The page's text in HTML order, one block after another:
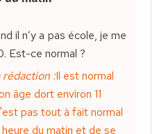
il n’y a pas école, je me
Est-ce normal ?
rédaction :Il est normal
âge dort environ 11
pas tout à fait normal
du matin et de se